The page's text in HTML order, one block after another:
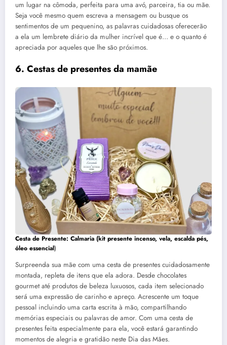
um lugar na cômoda, perfeita para uma avó, parceira, tia ou mãe.
Seja você mesmo quem escreva a mensagem ou busque os
sentimentos de um pequenino, as palavras cuidadosas oferecerão
a ela um lembrete diário da mulher incrível que é… e o quanto é
apreciada por aqueles que lhe são próximos.
6. Cestas de presentes da mamãe
Cesta de Presente: Calmaria (kit presente incenso, vela, escalda pés,
óleo essencial)
Surpreenda sua mãe com uma cesta de presentes cuidadosamente
montada, repleta de itens que ela adora. Desde chocolates
gourmet até produtos de beleza luxuosos, cada item selecionado
será uma expressão de carinho e apreço. Acrescente um toque
pessoal incluindo uma carta escrita à mão, compartilhando
memórias especiais ou palavras de amor. Com uma cesta de
presentes feita especialmente para ela, você estará garantindo
momentos de alegria e gratidão neste Dia das Mães.